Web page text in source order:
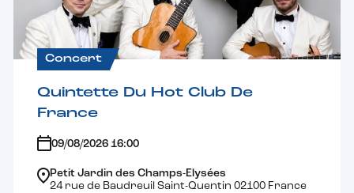
Concert
Quintette Du Hot Club De
France
09/08/2026 16:00
Petit Jardin des Champs-Elysées
24 rue de Baudreuil Saint-Quentin 02100 France